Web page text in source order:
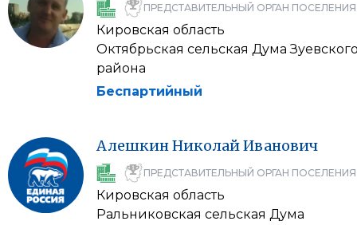
ПРЕДСТАВИТЕЛЬНЫЙ ОРГАН ПОСЕЛЕНИЯ
Кировская область
Октябрьская сельская Дума
района
Беспартийный
АлешкинНиколайИванович
ПРЕДСТАВИТЕЛЬНЫЙ ОРГАН ПОСЕЛЕНИЯ
Кировская область
Ральниковская сельская Дума